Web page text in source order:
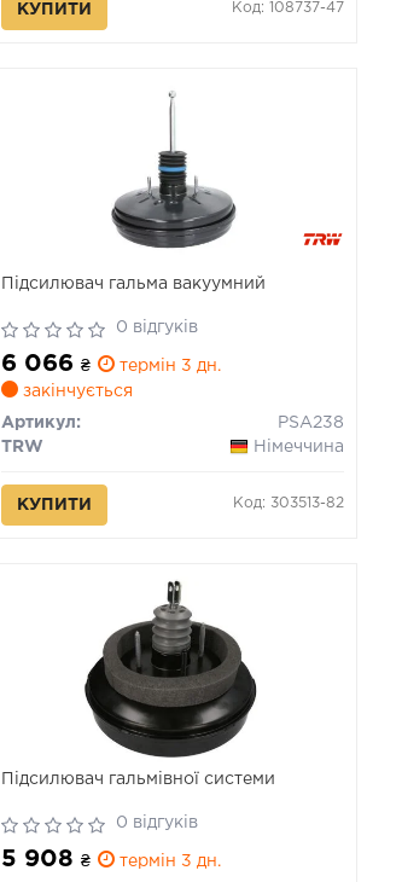
КУПИТИ Код: 108737-47
Підсилювач гальма вакуумний
0 відгуків
6 066₴
термін 3 дн.
закінчується
Артикул:
PSA238
TRW
Німеччина
КУПИТИ Код: 303513-82
Підсилювач гальмівної системи
0 відгуків
5 908₴ термін 3 дн.